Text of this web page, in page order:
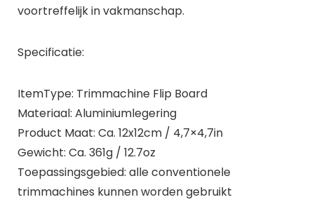
voortreffelijk in vakmanschap.
Specificatie:
ItemType: Trimmachine Flip Board
Materiaal: Aluminiumlegering
Product Maat: Ca. 12x12cm / 4,7×4,7in
Gewicht: Ca. 361g / 12.7oz
Toepassingsgebied: alle conventionele
trimmachines kunnen worden gebruikt